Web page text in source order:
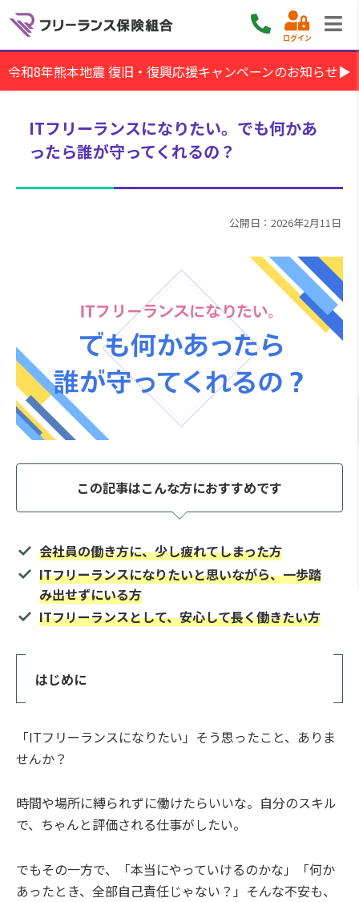
ログイン
令和8年熊本地震 復旧・復興応援キャンペーンのお知らせ▶
ITフリーランスになりたい。でも何かあ
ったら誰が守ってくれるの？
公開日：2026年2月11日
この記事はこんな方におすすめです
会社員の働き方に、少し疲れてしまった方
ITフリーランスになりたいと思いながら、一歩踏
み出せずにいる方
ITフリーランスとして、安心して長く働きたい方
はじめに
「ITフリーランスになりたい」そう思ったこと、ありま
せんか？
時間や場所に縛られずに働けたらいいな。自分のスキル
で、ちゃんと評価される仕事がしたい。
でもその一方で、「本当にやっていけるのかな」「何か
あったとき、全部自己責任じゃない？」そんな不安も、